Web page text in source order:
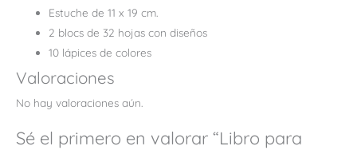
Estuche de 11 x 19 cm.
2 blocs de 32 hojas con diseños
10 lápices de colores
Valoraciones
No hay valoraciones aún.
Sé el primero en valorar “Libro para